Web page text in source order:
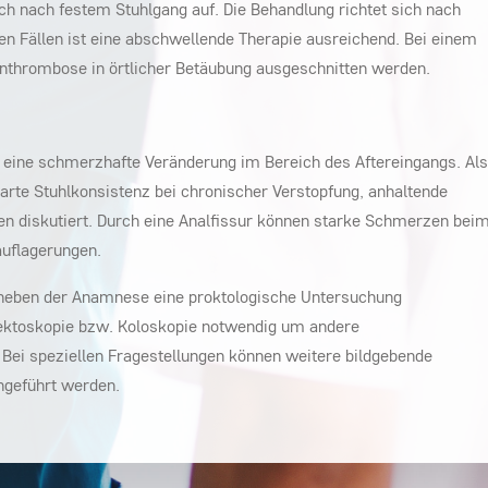
nach festem Stuhlgang auf. Die Behandlung richtet sich nach
Fällen ist eine abschwellende Therapie ausreichend. Bei einem
in örtlicher Betäubung ausgeschnitten werden.
schmerzhafte Veränderung im Bereich des Aftereingangs. Als
Stuhlkonsistenz bei chronischer Verstopfung, anhaltende
diskutiert. Durch eine Analfissur können starke Schmerzen
der Anamnese eine proktologische Untersuchung
bzw. Koloskopie notwendig um andere
speziellen Fragestellungen können weitere bildgebende
werden.